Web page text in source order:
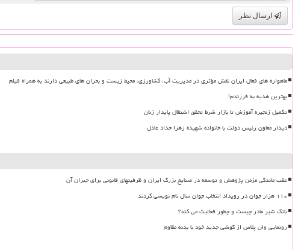
ارسال نظر
ماهواره های فعال ایران نقش مؤثری در مدیریت آب، کشاورزی، محیط زیست و بحران های طبیعی دارند به همراه فیلم
بهترین هدیه به فرزندم!
تکمیل زنجیره آموزش تا بازار شرط تحقق اشتغال پایدار زنان
دیدار معاون رئیس دولت با خانواده شهیده زهرا حداد عادل
عقب ماندگی مزمن پژوهش و توسعه در صنایع بزرگ ایران و ظرفیتهای قانونی برای جبران آن
۱۱۰ هزار جوان در رویداد انتخاب جوان سال نام نویسی کردند
بانک شیر مادر چیست و چطور فعالیت می کند؟
رونمایی وان پلاس از گوشی جدید خود با بدنه مقاوم